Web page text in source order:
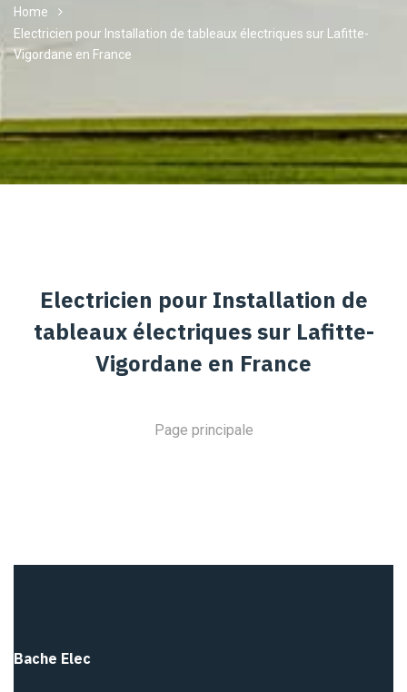
Home
Electricien pour Installation de tableaux électriques sur Lafitte-
Vigordane en France
Electricien pour Installation de
tableaux électriques sur Lafitte-
Vigordane en France
Page principale
Bache Elec